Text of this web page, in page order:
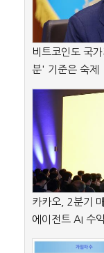
비트코인도 국
분' 기준은 숙제
카카오, 2분기
에이전트 AI 수